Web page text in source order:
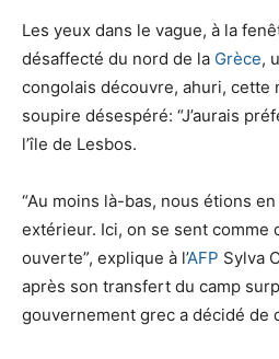
Les yeux dans le vague, à la
désaffecté du nord de la Grèce,
congolais découvre, ahuri, cette
soupire désespéré: “J’aurais
l’île de Lesbos.
“Au moins là-bas, nous étions
extérieur. Ici, on se sent comme
ouverte”, explique à l’AFP Sylva
après son transfert du camp
gouvernement grec a décidé de